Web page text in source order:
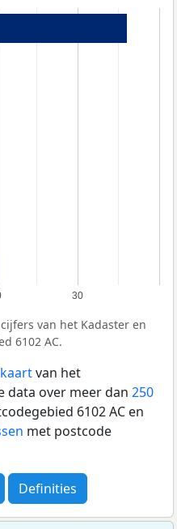
30
van het Kadaster en
6102 AC.
kaartvan het
data over meer dan 250
6102 AC en
met postcode
Definities